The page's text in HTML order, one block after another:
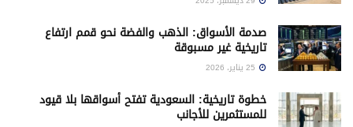
صدمة الأسواق: الذهب والفضة نحو قمم ارتفاع
تاريخية غير مسبوقة
خطوة تاريخية: السعودية تفتح أسواقها بلا قيود
للمستثمرين للأجانب